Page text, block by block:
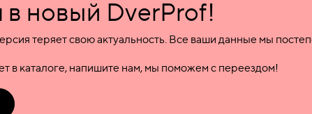
новый DverProf!
теряет свою актуальность. Все ваши данные мы
в каталоге, напишите нам, мы поможем с переездом!